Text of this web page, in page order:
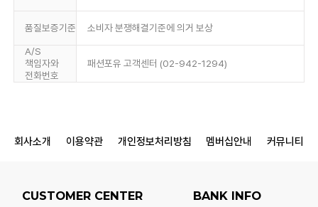
품질보증기준 소비자 분쟁해결기준에 의거 보상
A/S
책임자와
전화번호
패션포유 고객센터 (02-942-1294)
회사소개 이용약관 개인정보처리방침 멤버십안내 커뮤니티
CUSTOMER CENTER BANK INFO